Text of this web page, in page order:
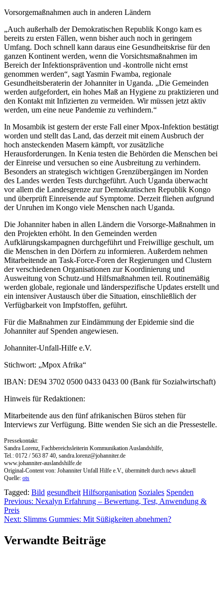
Vorsorgemaßnahmen auch in anderen Ländern
„Auch außerhalb der Demokratischen Republik Kongo kam es
bereits zu ersten Fällen, wenn bisher auch noch in geringem
Umfang. Doch schnell kann daraus eine Gesundheitskrise für den
ganzen Kontinent werden, wenn die Vorsichtsmaßnahmen im
Bereich der Infektionsprävention und -kontrolle nicht ernst
genommen werden“, sagt Yasmin Fwamba, regionale
Gesundheitsberaterin der Johanniter in Uganda. „Die Gemeinden
werden aufgefordert, ein hohes Maß an Hygiene zu praktizieren und
den Kontakt mit Infizierten zu vermeiden. Wir müssen jetzt aktiv
werden, um eine neue Pandemie zu verhindern.“
In Mosambik ist gestern der erste Fall einer Mpox-Infektion bestätigt
worden und stellt das Land, das derzeit mit einem Ausbruch der
hoch ansteckenden Masern kämpft, vor zusätzliche
Herausforderungen. In Kenia testen die Behörden die Menschen bei
der Einreise und versuchen so eine Ausbreitung zu verhindern.
Besonders an strategisch wichtigen Grenzübergängen im Norden
des Landes werden Tests durchgeführt. Auch Uganda überwacht
vor allem die Landesgrenze zur Demokratischen Republik Kongo
und überprüft Einreisende auf Symptome. Derzeit fliehen aufgrund
der Unruhen im Kongo viele Menschen nach Uganda.
Die Johanniter haben in allen Ländern die Vorsorge-Maßnahmen in
den Projekten erhöht. In den Gemeinden werden
Aufklärungskampagnen durchgeführt und Freiwillige geschult, um
die Menschen in den Dörfern zu informieren. Außerdem nehmen
Mitarbeitende an Task-Force-Foren der Regierungen und Clustern
der verschiedenen Organisationen zur Koordinierung und
Ausweitung von Schutz-und Hilfsmaßnahmen teil. Routinemäßig
werden globale, regionale und länderspezifische Updates erstellt und
ein intensiver Austausch über die Situation, einschließlich der
Verfügbarkeit von Impfstoffen, geführt.
Für die Maßnahmen zur Eindämmung der Epidemie sind die
Johanniter auf Spenden angewiesen.
Johanniter-Unfall-Hilfe e.V.
Stichwort: „Mpox Afrika“
IBAN: DE94 3702 0500 0433 0433 00 (Bank für Sozialwirtschaft)
Hinweis für Redaktionen:
Mitarbeitende aus den fünf afrikanischen Büros stehen für
Interviews zur Verfügung. Bitte wenden Sie sich an die Pressestelle.
Pressekontakt:
Sandra Lorenz, Fachbereichsleiterin Kommunikation Auslandshilfe,
Tel.: 0172 / 563 87 40, sandra.lorenz@johanniter.de
www.johanniter-auslandshilfe.de
Original-Content von: Johanniter Unfall Hilfe e.V., übermittelt durch news aktuell
Quelle: ots
Tagged: Bild gesundheit Hilfsorganisation Soziales Spenden
Beitragsnavigation
Previous: Nexalyn Erfahrung – Bewertung, Test, Anwendung &
Preis
Next: Slimms Gummies: Mit Süßigkeiten abnehmen?
Verwandte Beiträge